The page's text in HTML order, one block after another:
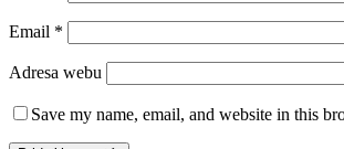
Email *
Adresa webu
Save my name, email, and website in this